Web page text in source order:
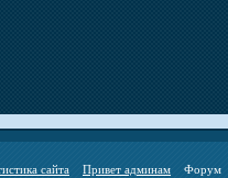
сайта Привет админам